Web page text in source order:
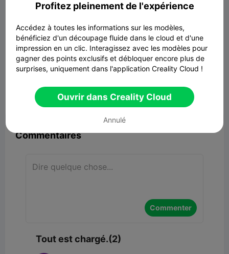
CFS Ultimate Silica
Signaler 6  2
Commentaires
Commenter
Tout est chargé.(2)
Profitez pleinement de l'expérience
Accédez à toutes les informations sur les modèles,
bénéficiez d'un découpage fluide dans le cloud et d'une
impression en un clic. Interagissez avec les modèles pour
gagner des points exclusifs et débloquer encore plus de
surprises, uniquement dans l'application Creality Cloud !
Ouvrir dans Creality Cloud
Annulé